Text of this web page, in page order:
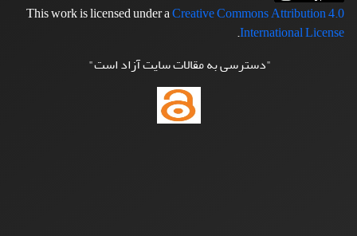
This work is licensed under aCreative Commons Attribution 4.0
International License
.
"دسترسی به مقالات سایت آزاد است"